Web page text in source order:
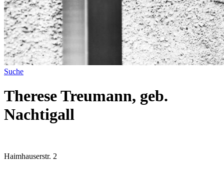
Suche
Therese Treumann, geb.
Nachtigall
Haimhauserstr. 2